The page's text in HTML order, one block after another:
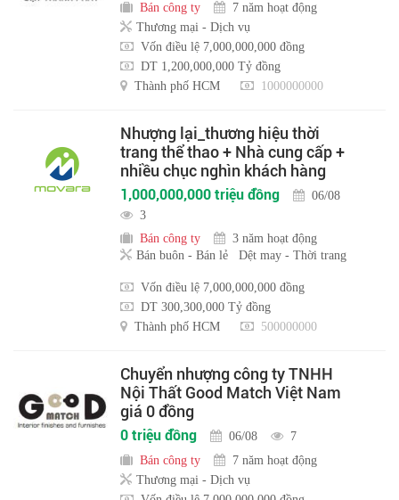
Bán công ty
7 năm hoạt động
Thương mại - Dịch vụ
Vốn điều lệ 7,000,000,000 đồng
DT 1,200,000,000 Tỷ đồng
Thành phố HCM
1000000000
Nhượng lại_thương hiệu thời
trang thể thao + Nhà cung cấp +
nhiều chục nghìn khách hàng
1,000,000,000 triệu đồng
06/08
3
Bán công ty
3 năm hoạt động
Bán buôn - Bán lẻ
Dệt may - Thời trang
Vốn điều lệ 7,000,000,000 đồng
DT 300,300,000 Tỷ đồng
Thành phố HCM
500000000
Chuyển nhượng công ty TNHH
Nội Thất Good Match Việt Nam
giá 0 đồng
0 triệu đồng 06/08
7
Bán công ty
7 năm hoạt động
Thương mại - Dịch vụ